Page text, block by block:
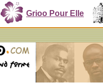
Grioo Pour Elle